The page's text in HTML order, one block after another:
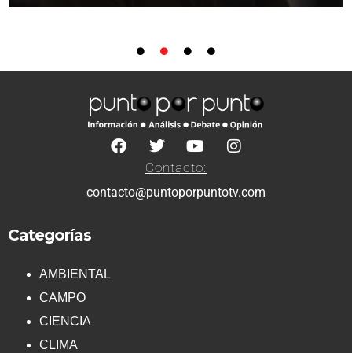
Contacto:
contacto@puntoporpuntotv.com
Categorías
AMBIENTAL
CAMPO
CIENCIA
CLIMA